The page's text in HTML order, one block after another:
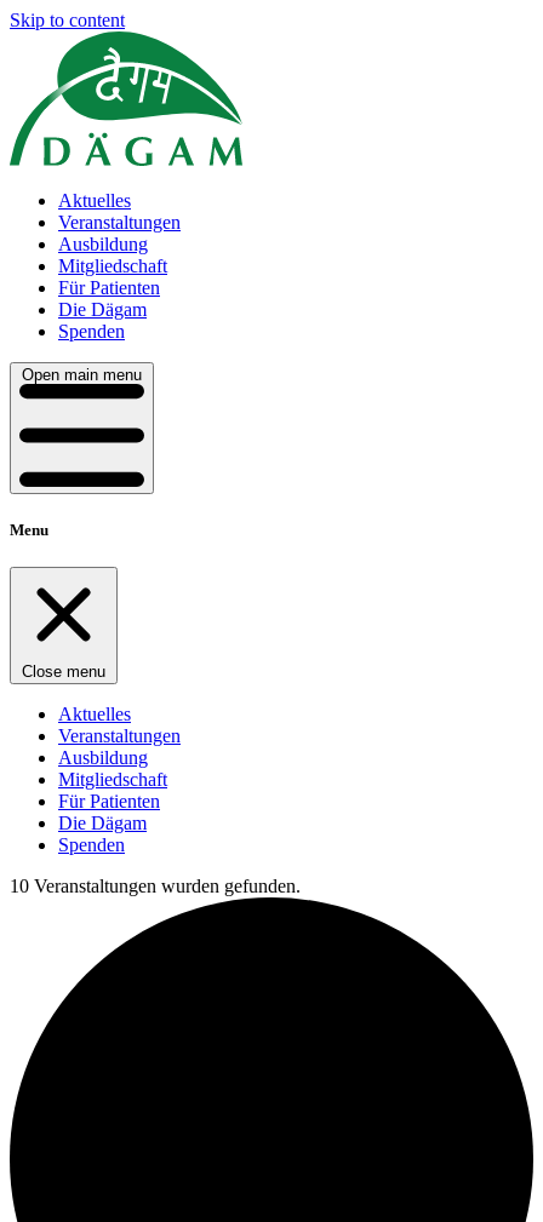
Skip to content
Aktuelles
Veranstaltungen
Ausbildung
Mitgliedschaft
Für Patienten
Die Dägam
Spenden
Open main menu
Menu
Close menu
Aktuelles
Veranstaltungen
Ausbildung
Mitgliedschaft
Für Patienten
Die Dägam
Spenden
10 Veranstaltungen wurden gefunden.